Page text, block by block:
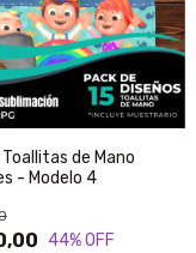
Toallitas de Mano
- Modelo 4
44% OFF